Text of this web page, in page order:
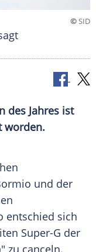
©SID
des Jahres ist
worden.
und der
entschied sich
Super-G der